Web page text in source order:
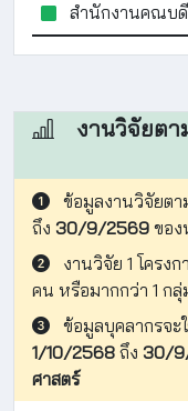
สำนักงานคณบดีคณะพย
งานวิจัยตามก
ข้อมูลงานวิจัยต
ถึง 30/9/2569 ขอ
งานวิจัย 1 โครงก
คน หรือมากกว่า 1 ก
ข้อมูลบุคลากรจะ
1/10/2568 ถึง 30/
ศาสตร์